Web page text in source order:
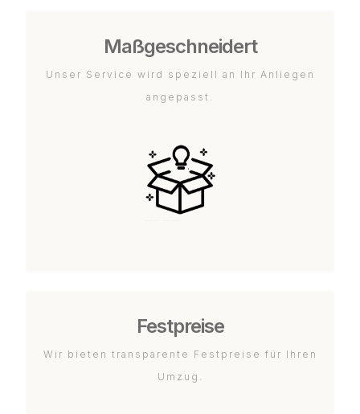
Maßgeschneidert
Unser Service wird speziell an Ihr Anliegen
angepasst.
Festpreise
Wir bieten transparente Festpreise für Ihren
Umzug.